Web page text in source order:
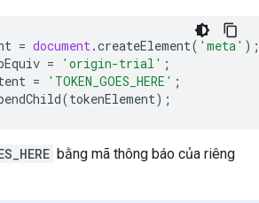
= document .createElement( 'meta' );
= 'origin-trial' ;
= 'TOKEN_GOES_HERE' ;
(tokenElement);
bằng mã thông báo của riêng